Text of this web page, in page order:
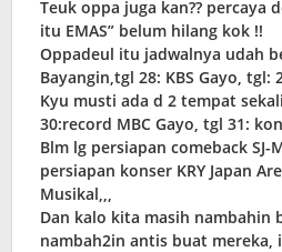
Teuk oppa juga kan?? percaya
itu EMAS” belum hilang kok !!
Oppadeul itu jadwalnya udah
Bayangin,tgl 28: KBS Gayo, tgl:
Kyu musti ada d 2 tempat
30:record MBC Gayo, tgl 31:
Blm lg persiapan comeback SJ-
persiapan konser KRY Japan
Musikal,,,
Dan kalo kita masih nambahin
nambah2in antis buat mereka,